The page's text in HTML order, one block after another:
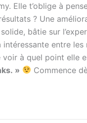
Elle t’oblige à
? Une
solide, bâtie sur
entre
à quel point elle
»
Commence